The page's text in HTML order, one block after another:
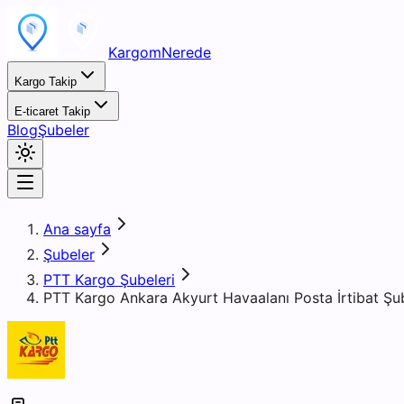
KargomNerede
Kargo Takip
E-ticaret Takip
BlogŞubeler
Ana sayfa
Şubeler
PTT Kargo Şubeleri
PTT Kargo Ankara Akyurt Havaalanı Posta İrtibat